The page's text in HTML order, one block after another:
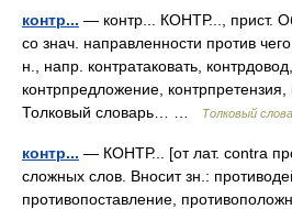
контр... — контр... КОНТР..., прист.
со знач. направленности против
н., напр. контратаковать,
контрпредложение, контрпретензия,
Толковый словарь… …
Толковый
контр... — КОНТР... [от лат. contra
сложных слов. Вносит зн.:
противопоставление,